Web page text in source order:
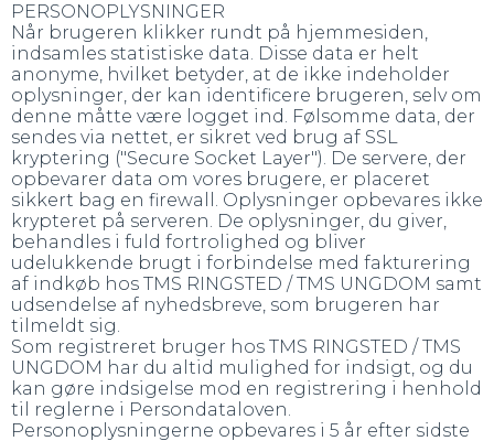
PERSONOPLYSNINGER
Når brugeren klikker rundt på hjemmesiden,
indsamles statistiske data. Disse data er helt
anonyme, hvilket betyder, at de ikke indeholder
oplysninger, der kan identificere brugeren, selv om
denne måtte være logget ind. Følsomme data, der
sendes via nettet, er sikret ved brug af SSL
kryptering ("Secure Socket Layer"). De servere, der
opbevarer data om vores brugere, er placeret
sikkert bag en firewall. Oplysninger opbevares ikke
krypteret på serveren. De oplysninger, du giver,
behandles i fuld fortrolighed og bliver
udelukkende brugt i forbindelse med fakturering
af indkøb hos TMS RINGSTED / TMS UNGDOM samt
udsendelse af nyhedsbreve, som brugeren har
tilmeldt sig.
Som registreret bruger hos TMS RINGSTED / TMS
UNGDOM har du altid mulighed for indsigt, og du
kan gøre indsigelse mod en registrering i henhold
til reglerne i Persondataloven.
Personoplysningerne opbevares i 5 år efter sidste